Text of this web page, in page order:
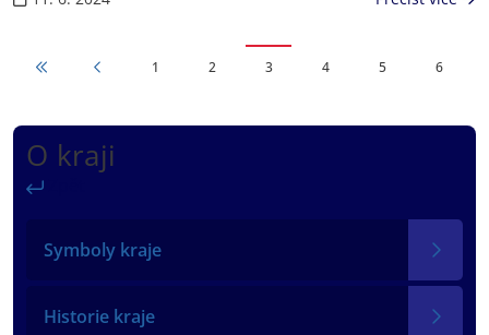
O kraji
Symboly kraje
Historie kraje
First pagePředchozí stránka
Page
1 Page
2 Page
3 Page
4 Page
5 Page
6